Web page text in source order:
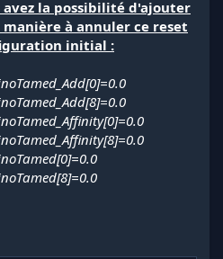
la possibilité d'ajouter
à annuler ce reset
initial :